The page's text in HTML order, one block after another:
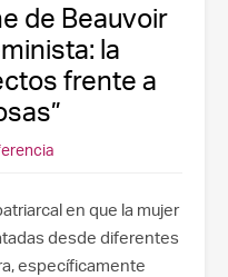
de Beauvoir
la
frente a
en que la mujer
desde diferentes
específicamente